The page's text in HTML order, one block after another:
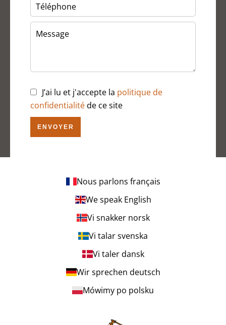
J’ai lu et j'accepte la politique de
confidentialitéde ce site
ENVOYER
Nous parlons français
We speak English
Vi snakker norsk
Vi talar svenska
Vi taler dansk
Wir sprechen deutsch
Mówimy po polsku